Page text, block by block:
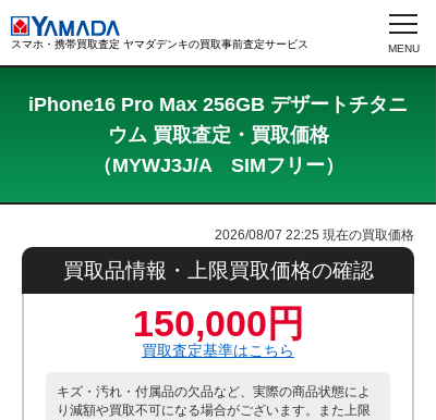
スマホ・携帯買取査定 ヤマダデンキの買取事前査定サービス
iPhone16 Pro Max 256GB デザートチタニ
ウム 買取査定・買取価格
（MYWJ3J/A SIMフリー）
2026/08/07 22:25 現在の買取価格
買取品情報・上限買取価格の確認
150,000円
買取査定基準はこちら
キズ・汚れ・付属品の欠品など、実際の商品状態によ
り減額や買取不可になる場合がございます。また上限